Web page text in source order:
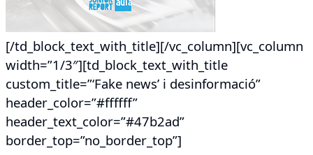
[/td_block_text_with_title][/vc_column][vc_column
width=”1/3″][td_block_text_with_title
custom_title=”‘Fake news’ i desinformació”
header_color=”#ffffff”
header_text_color=”#47b2ad”
border_top=”no_border_top”]